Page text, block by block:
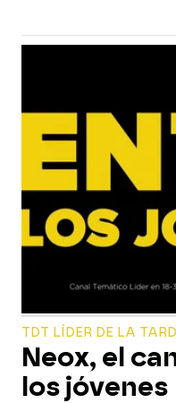
TDT LÍDER DE LA
Neox, el
los jóvenes